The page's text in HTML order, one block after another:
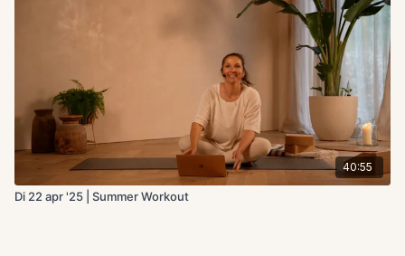
40:55
Di 22 apr '25 | Summer Workout